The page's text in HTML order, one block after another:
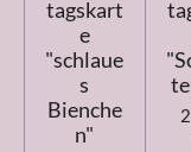
tagskart
e
"schlaue
s
Bienche
n"